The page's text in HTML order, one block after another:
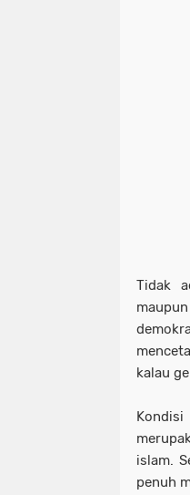
Tidak
kalau
Kondisi
islam.
penuh